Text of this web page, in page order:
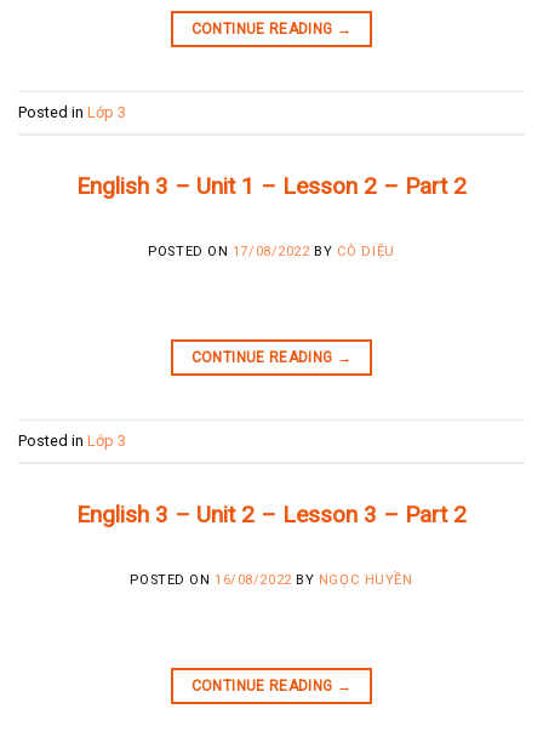
CONTINUE READING →
Posted in Lớp 3
English 3 – Unit 1 – Lesson 2 – Part 2
POSTED ON 17/08/2022BY CÔ DIỆU
CONTINUE READING →
Posted in Lớp 3
English 3 – Unit 2 – Lesson 3 – Part 2
POSTED ON 16/08/2022BY NGỌC HUYỀN
CONTINUE READING →